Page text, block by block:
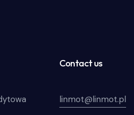
Contact us
linmot@linmot.pl